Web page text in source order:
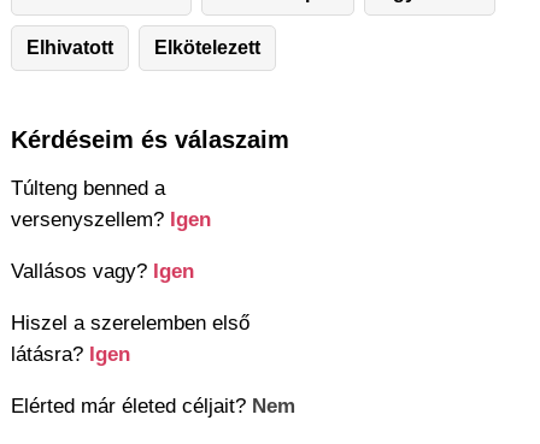
Elhivatott Elkötelezett
Kérdéseim és válaszaim
Túlteng benned a
versenyszellem? Igen
Vallásos vagy? Igen
Hiszel a szerelemben első
látásra? Igen
Elérted már életed céljait? Nem